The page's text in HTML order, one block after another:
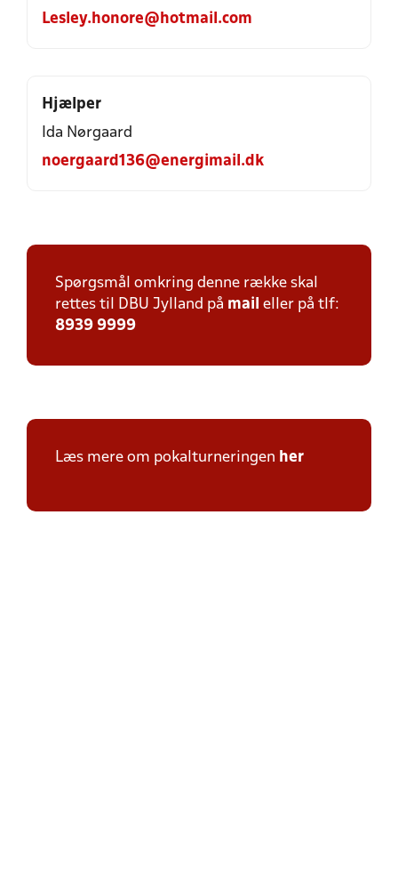
Lesley.honore@hotmail.com
Hjælper
Ida Nørgaard
noergaard136@energimail.dk
Spørgsmål omkring denne række skal
rettes til DBU Jylland på mail eller på tlf:
8939 9999
Læs mere om pokalturneringen her